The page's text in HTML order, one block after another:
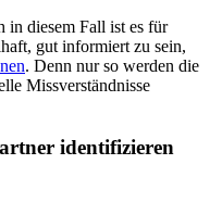
in diesem Fall ist es für
gut informiert zu sein,
. Denn nur so werden die
Missverständnisse
identifizieren